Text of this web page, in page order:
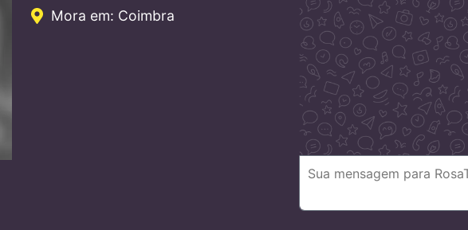
Mora em: Coimbra